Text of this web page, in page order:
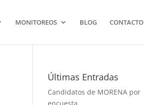
MONITOREOS BLOG CONTACTO
Últimas Entradas
Candidatos de MORENA por